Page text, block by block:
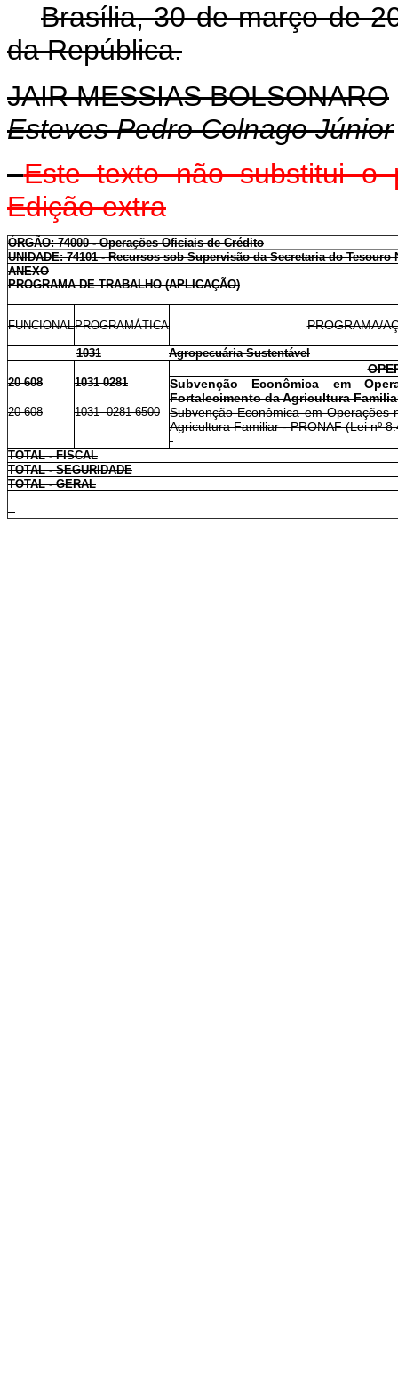
Brasília, 30 de março de
da República.
JAIR MESSIAS BOLSONARO
Esteves Pedro Colnago Júnior
Este texto não substitui o
Edição extra
ÓRGÃO: 74000 - Operações Oficiais de Crédito
UNIDADE: 74101 - Recursos sob Supervisão da Secretaria do
ANEXO
PROGRAMA DE TRABALHO (APLICAÇÃO)
FUNCIONALPROGRAMÁTICA PROGRAMA/
1031 Agropecuária Sustentável
20 608 1031 0281
Subvenção Econômica em
Fortalecimento da Agricultura
20 608 1031 0281 6500
Subvenção Econômica em
Agricultura Familiar - PRONAF (Lei nº
TOTAL - FISCAL
TOTAL - SEGURIDADE
TOTAL - GERAL